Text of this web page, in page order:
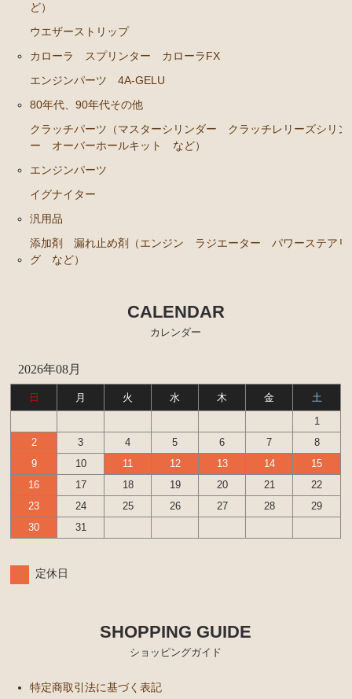
ど）
ウエザーストリップ
カローラ スプリンター カローラFX
エンジンパーツ 4A-GELU
80年代、90年代その他
クラッチパーツ（マスターシリンダー クラッチレリーズシリン
ー オーバーホールキット など）
エンジンパーツ
イグナイター
汎用品
添加剤 漏れ止め剤（エンジン ラジエーター パワーステアリ
グ など）
CALENDAR
カレンダー
2026年08月
日 月 火 水 木 金
土
1
2
3 4 5 6 7
8
9
10 11 12 13 14
15
16
17 18 19 20 21
22
23
24 25 26 27 28
29
30
31
定休日
SHOPPING GUIDE
ショッピングガイド
特定商取引法に基づく表記